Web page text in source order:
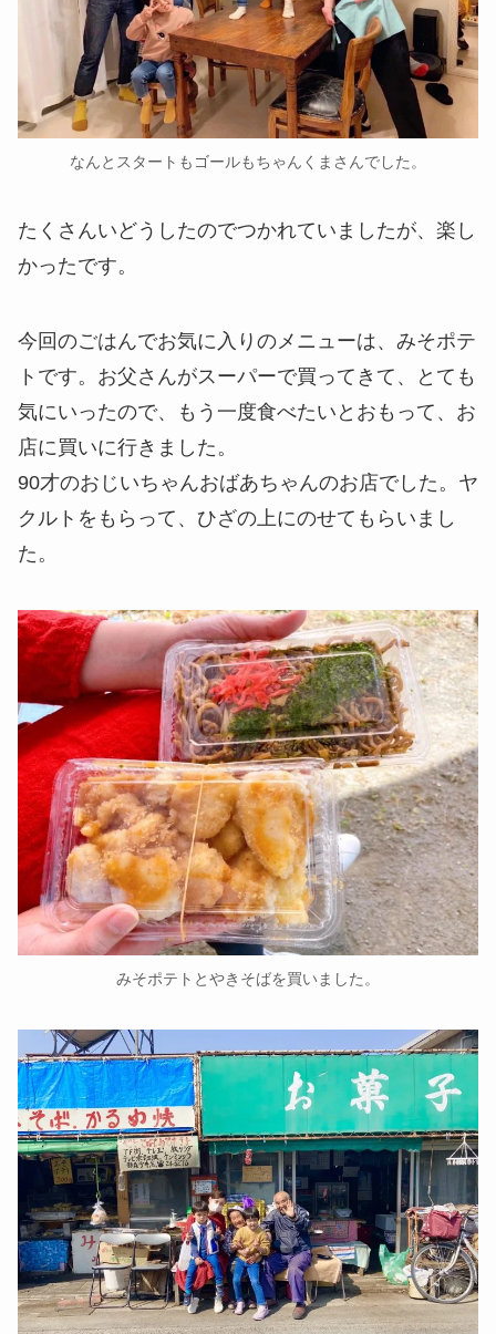
なんとスタートもゴールもちゃんくまさんでした。
たくさんいどうしたのでつかれていましたが、楽し
かったです。
今回のごはんでお気に入りのメニューは、みそポテ
トです。お父さんがスーパーで買ってきて、とても
気にいったので、もう一度食べたいとおもって、お
店に買いに行きました。
90才のおじいちゃんおばあちゃんのお店でした。ヤ
クルトをもらって、ひざの上にのせてもらいまし
た。
みそポテトとやきそばを買いました。